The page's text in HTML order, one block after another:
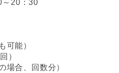
20：30
）
）
、回数分）